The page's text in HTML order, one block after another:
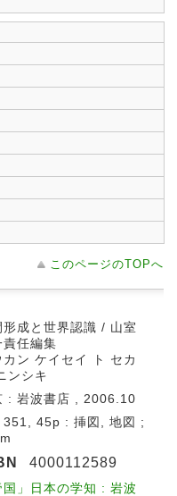
このページのTOPへ
形成と世界認識 / 山室
責任編集
カン ケイセイ ト セカ
ンシキ
: 岩波書店 , 2006.10
45p : 挿図, 地図 ;
4000112589
国」日本の学知 : 岩波